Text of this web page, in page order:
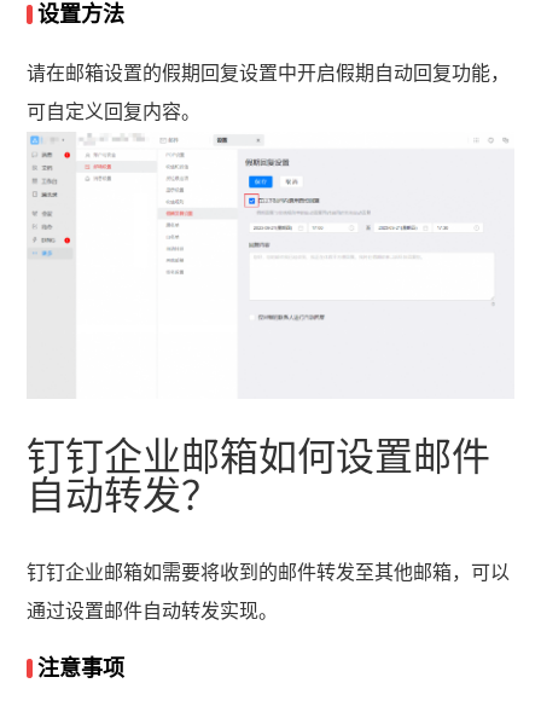
设置方法
请在邮箱设置的假期回复设置中开启假期自动回复功能，
可自定义回复内容。
钉钉企业邮箱如何设置邮件
自动转发？
钉钉企业邮箱如需要将收到的邮件转发至其他邮箱，可以
通过设置邮件自动转发实现。
注意事项